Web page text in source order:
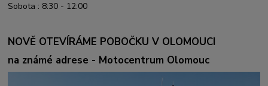
Sobota : 8:30 - 12:00
NOVĚ OTEVÍRÁME POBOČKU V OLOMOUCI
na známé adrese - Motocentrum Olomouc